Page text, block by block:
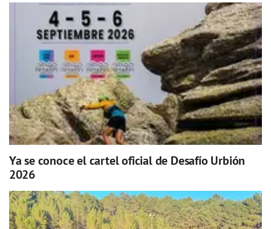
Ya se conoce el cartel oficial de Desafío Urbión
2026